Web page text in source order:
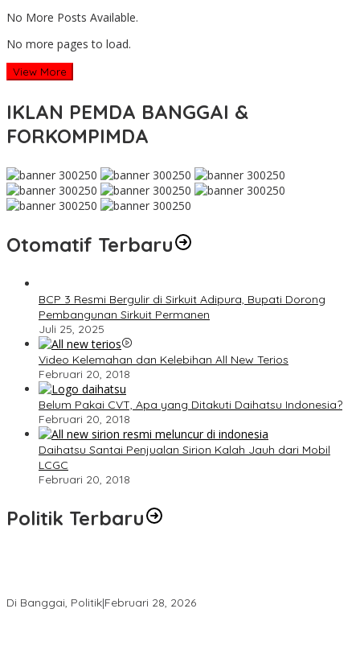
No More Posts Available.
No more pages to load.
View More
IKLAN PEMDA BANGGAI &
FORKOMPIMDA
Otomatif Terbaru
BCP 3 Resmi Bergulir di Sirkuit Adipura, Bupati Dorong
Pembangunan Sirkuit Permanen
Juli 25, 2025
Video Kelemahan dan Kelebihan All New Terios
Februari 20, 2018
Belum Pakai CVT, Apa yang Ditakuti Daihatsu Indonesia?
Februari 20, 2018
Daihatsu Santai Penjualan Sirion Kalah Jauh dari Mobil
LCGC
Februari 20, 2018
Politik Terbaru
Di Banggai, Politik|Februari 28, 2026